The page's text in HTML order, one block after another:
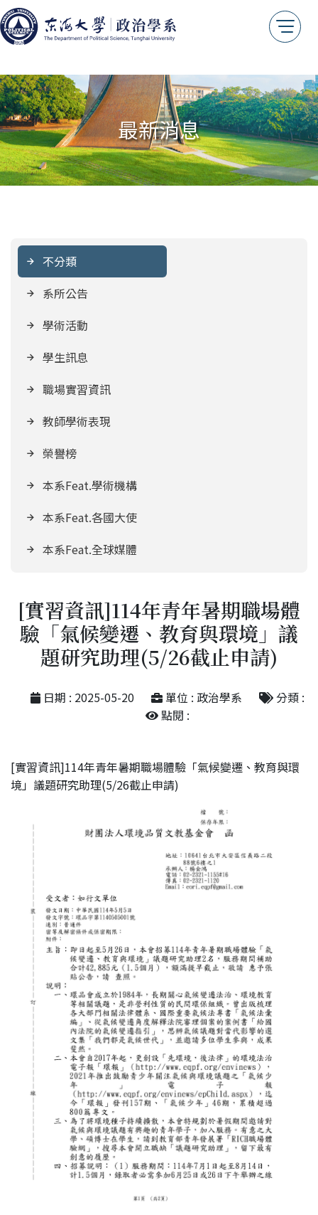
最新消息
不分類
系所公告
學術活動
學生訊息
職場實習資訊
教師學術表現
榮譽榜
本系Feat.學術機構
本系Feat.各國大使
本系Feat.全球媒體
[實習資訊]114年青年暑期職場體
驗「氣候變遷、教育與環境」議
題研究助理(5/26截止申請)
日期 : 2025-05-20 單位 : 政治學系
分類 :
點閱 :
[實習資訊]114年青年暑期職場體驗「氣候變遷、教育與環
境」議題研究助理(5/26截止申請)